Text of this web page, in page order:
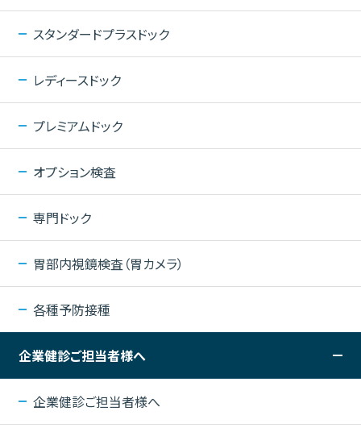
スタンダードプラスドック
レディースドック
プレミアムドック
オプション検査
専門ドック
胃部内視鏡検査（胃カメラ）
各種予防接種
企業健診ご担当者様へ
企業健診ご担当者様へ